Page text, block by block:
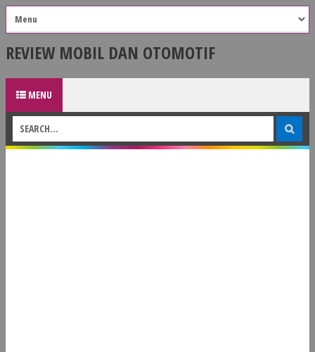
REVIEW MOBIL DAN OTOMOTIF
MENU